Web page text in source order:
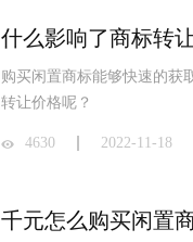
什么影响了商标转
购买闲置商标能够快速的获
转让价格呢？
4630 2022-11-18
千元怎么购买闲置